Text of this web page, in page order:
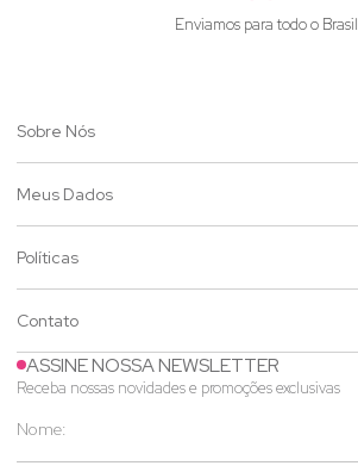
Enviamos para todo o Brasil
Sobre Nós
Meus Dados
Políticas
Contato
ASSINE NOSSA NEWSLETTER
Receba nossas novidades e promoções exclusivas